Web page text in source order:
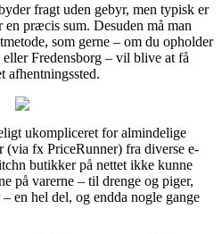
fragt uden gebyr, men typisk er
præcis sum. Desuden må man
som gerne – om du opholder
Fredensborg – vil blive at få
afhentningssted.
ukompliceret for almindelige
(via fx PriceRunner) fra diverse e-
butikker på nettet ikke kunne
på varerne – til drenge og piger,
en hel del, og endda nogle gange